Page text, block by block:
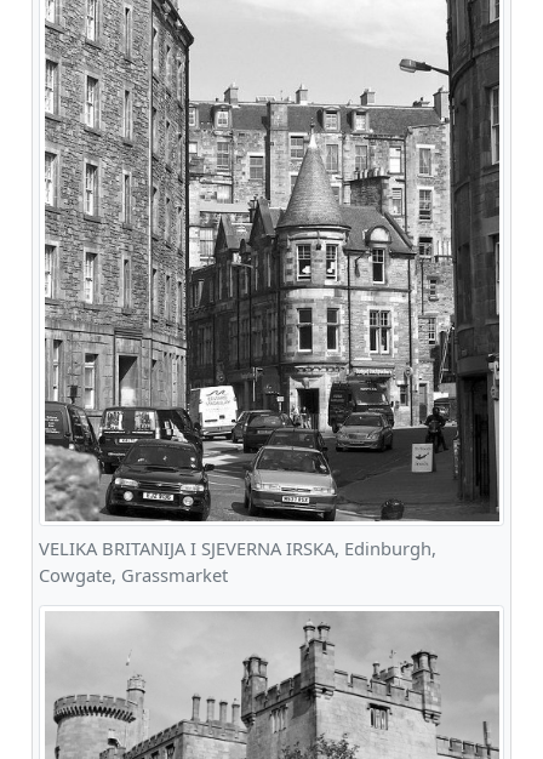
VELIKA BRITANIJA I SJEVERNA IRSKA, Edinburgh,
Cowgate, Grassmarket